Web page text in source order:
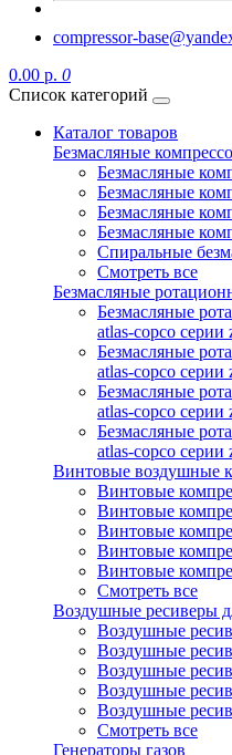
compressor-
0.00 р. 0
Список категорий
Каталог товаров
Безмасляные
Безмасляные
Безмасляные
Безмасляные
Безмасляные
Спиральные
Смотреть все
Безмасляные
Безмасляные
atlas-copco
Безмасляные
atlas-copco
Безмасляные
atlas-copco
Безмасляные
atlas-copco
Винтовые воздушные
Винтовые
Винтовые
Винтовые
Винтовые
Винтовые
Смотреть все
Воздушные ресиверы
Воздушные
Воздушные
Воздушные
Воздушные
Воздушные
Смотреть все
Генераторы газов